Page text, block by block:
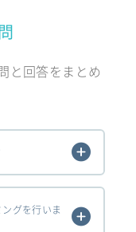
と回答をまとめ
グを行いま